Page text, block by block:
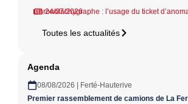
24/07/2026
Chronotachygraphe : l’usage du ticket
Toutes les actualités
Agenda
08/08/2026 | Ferté-Hauterive
Premier rassemblement de camions de La